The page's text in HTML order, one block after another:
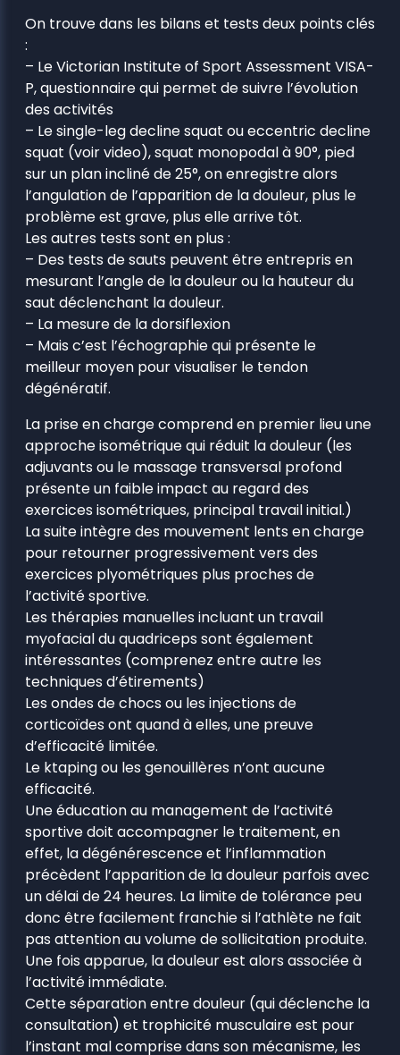
On trouve dans les bilans et tests deux points clés
:
– Le Victorian Institute of Sport Assessment VISA-
P, questionnaire qui permet de suivre l’évolution
des activités
– Le single-leg decline squat ou eccentric decline
squat (voir video), squat monopodal à 90°, pied
sur un plan incliné de 25°, on enregistre alors
l’angulation de l’apparition de la douleur, plus le
problème est grave, plus elle arrive tôt.
Les autres tests sont en plus :
– Des tests de sauts peuvent être entrepris en
mesurant l’angle de la douleur ou la hauteur du
saut déclenchant la douleur.
– La mesure de la dorsiflexion
– Mais c’est l’échographie qui présente le
meilleur moyen pour visualiser le tendon
dégénératif.
La prise en charge comprend en premier lieu une
approche isométrique qui réduit la douleur (les
adjuvants ou le massage transversal profond
présente un faible impact au regard des
exercices isométriques, principal travail initial.)
La suite intègre des mouvement lents en charge
pour retourner progressivement vers des
exercices plyométriques plus proches de
l’activité sportive.
Les thérapies manuelles incluant un travail
myofacial du quadriceps sont également
intéressantes (comprenez entre autre les
techniques d’étirements)
Les ondes de chocs ou les injections de
corticoïdes ont quand à elles, une preuve
d’efficacité limitée.
Le ktaping ou les genouillères n’ont aucune
efficacité.
Une éducation au management de l’activité
sportive doit accompagner le traitement, en
effet, la dégénérescence et l’inflammation
précèdent l’apparition de la douleur parfois avec
un délai de 24 heures. La limite de tolérance peu
donc être facilement franchie si l’athlète ne fait
pas attention au volume de sollicitation produite.
Une fois apparue, la douleur est alors associée à
l’activité immédiate.
Cette séparation entre douleur (qui déclenche la
consultation) et trophicité musculaire est pour
l’instant mal comprise dans son mécanisme, les